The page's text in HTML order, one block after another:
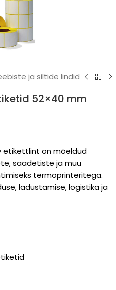
ja siltide lindid
52×40 mm
etikettlint on mõeldud
saadetiste ja muu
termoprinteritega.
ladustamise, logistika ja